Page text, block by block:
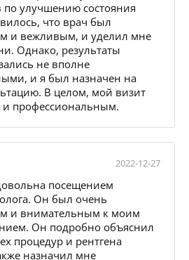
по улучшению состояния
что врач был
и вежливым, и уделил мне
Однако, результаты
не вполне
и я был назначен на
В целом, мой визит
профессиональным.
2022-12-27
посещением
Он был очень
и внимательным к моим
Он подробно объяснил
процедур и рентгена
назначил мне